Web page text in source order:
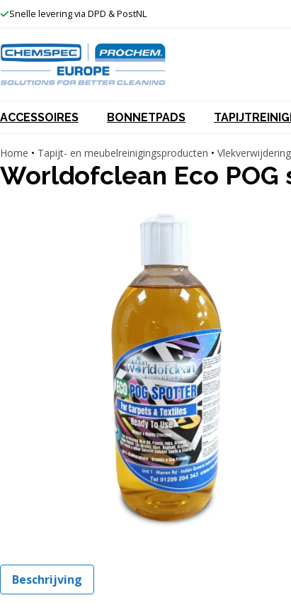
Ga
de
inhoud
Snelle levering via DPD & PostNL
ACCESSOIRES BONNETPADS
Home • Tapijt- en meubelreinigingsproducten • Vlekverwijdering
Worldofclean Eco POG
Beschrijving